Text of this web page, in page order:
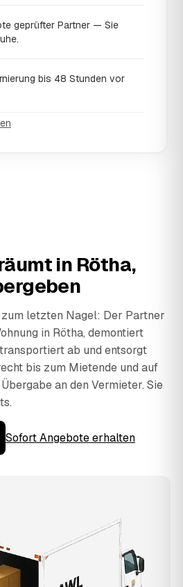
geprüfter Partner — Sie
bis 48 Stunden vor
in Rötha,
letzten Nagel: Der Partner
in Rötha, demontiert
ab und entsorgt
bis zum Mietende und auf
an den Vermieter. Sie
Sofort Angebote erhalten